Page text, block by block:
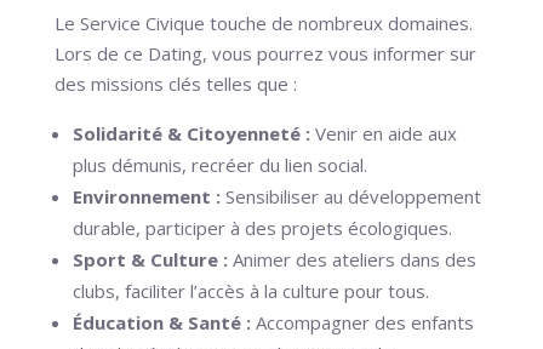
Le Service Civique touche de nombreux domaines.
Lors de ce Dating, vous pourrez vous informer sur
des missions clés telles que :
Solidarité & Citoyenneté :Venir en aide aux
plus démunis, recréer du lien social.
Environnement :Sensibiliser au développement
durable, participer à des projets écologiques.
Sport & Culture :Animer des ateliers dans des
clubs, faciliter l’accès à la culture pour tous.
Éducation & Santé :Accompagner des enfants